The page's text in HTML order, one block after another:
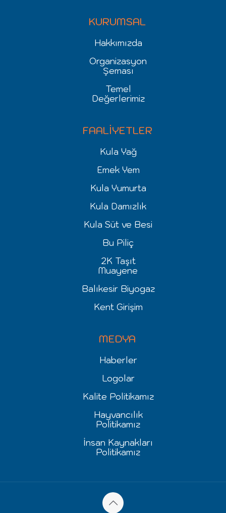
KURUMSAL
Hakkımızda
Organizasyon
Şeması
Temel
Değerlerimiz
FAALİYETLER
Kula Yağ
Emek Yem
Kula Yumurta
Kula Damızlık
Kula Süt ve Besi
Bu Piliç
2K Taşıt
Muayene
Balıkesir Biyogaz
Kent Girişim
MEDYA
Haberler
Logolar
Kalite Politikamız
Hayvancılık
Politikamız
İnsan Kaynakları
Politikamız